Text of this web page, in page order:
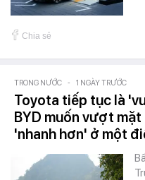
Chia sẻ
TRONG NƯỚC - 1 NGÀY TRƯỚC
Toyota tiếp tục là
BYD muốn vượt
'nhanh hơn' ở một